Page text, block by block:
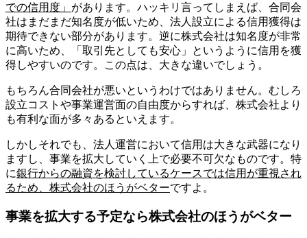
での信用度」 があります。ハッキリ言ってしまえば、合同会
社はまだまだ知名度が低いため、法人設立による信用獲得は
期待できない部分があります。逆に株式会社は知名度が非常
に高いため、「取引先としても安心」というように信用を獲
得しやすいのです。この点は、大きな違いでしょう。
もちろん合同会社が悪いというわけではありません。むしろ
設立コストや事業運営面の自由度からすれば、株式会社より
も有利な面が多々あるといえます。
しかしそれでも、法人運営において信用は大きな武器になり
ますし、事業を拡大していく上で必要不可欠なものです。特
に銀行からの融資を検討しているケースでは信用が重視され
るため、株式会社のほうがベターですよ。
事業を拡大する予定なら株式会社のほうがベター